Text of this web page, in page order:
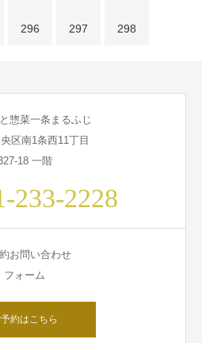
296 297 298
惣菜一条まるふじ
区南1条西11丁目
18 一階
233-2228
お問い合わせ
フォーム
約はこちら